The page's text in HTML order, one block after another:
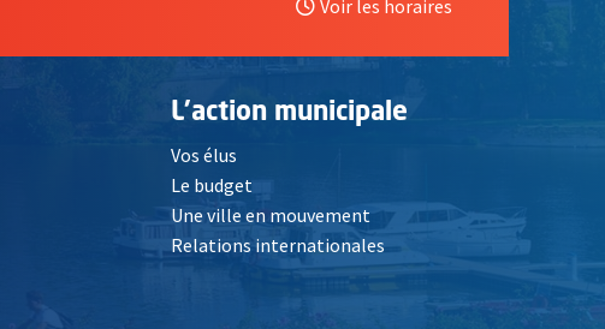
Voir les horaires
L'action municipale
Vos élus
Le budget
Une ville en mouvement
Relations internationales